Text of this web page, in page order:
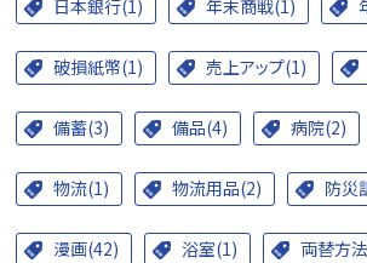
日本銀行(1) 年末商戦(1)
破損紙幣(1) 売上アップ(1)
備蓄(3) 備品(4) 病院(2)
物流(1) 物流用品(2) 防災
漫画(42) 浴室(1) 両替方